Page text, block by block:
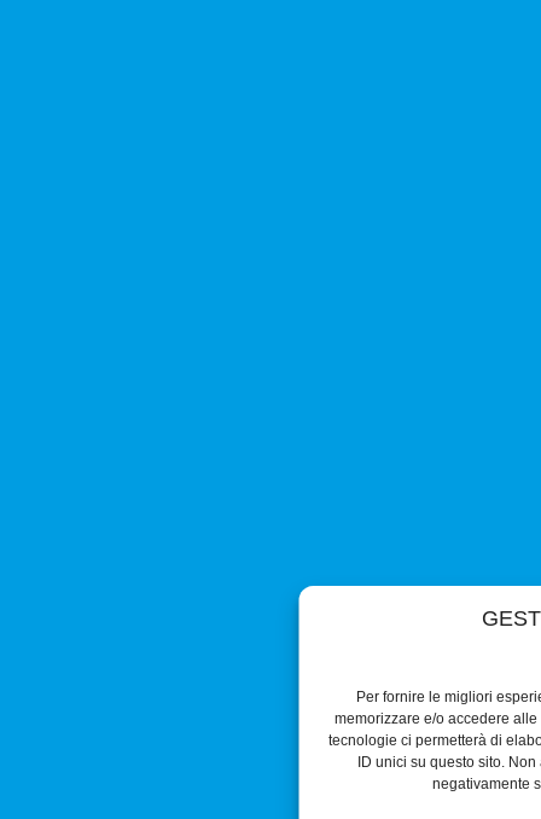
Per fornire le migliori
memorizzare e/o accedere
tecnologie ci permetterà di
ID unici su questo sito.
negativamente